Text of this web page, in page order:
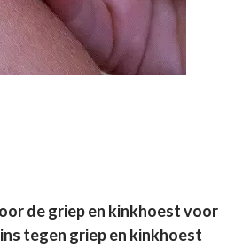
de griep en kinkhoest voor
tegen griep en kinkhoest